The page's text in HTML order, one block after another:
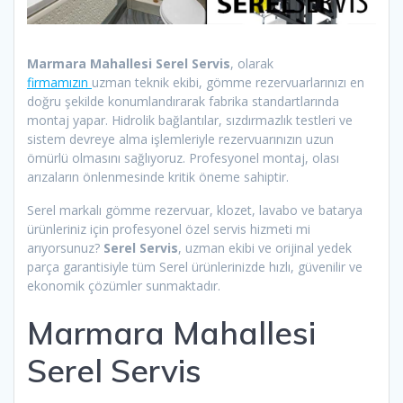
Marmara Mahallesi Serel Servis, olarak
firmamızın uzman teknik ekibi, gömme rezervuarlarınızı en
doğru şekilde konumlandırarak fabrika standartlarında
montaj yapar. Hidrolik bağlantılar, sızdırmazlık testleri ve
sistem devreye alma işlemleriyle rezervuarınızın uzun
ömürlü olmasını sağlıyoruz. Profesyonel montaj, olası
arızaların önlenmesinde kritik öneme sahiptir.
Serel markalı gömme rezervuar, klozet, lavabo ve batarya
ürünleriniz için profesyonel özel servis hizmeti mi
arıyorsunuz? Serel Servis, uzman ekibi ve orijinal yedek
parça garantisiyle tüm Serel ürünlerinizde hızlı, güvenilir ve
ekonomik çözümler sunmaktadır.
Marmara Mahallesi
Serel Servis